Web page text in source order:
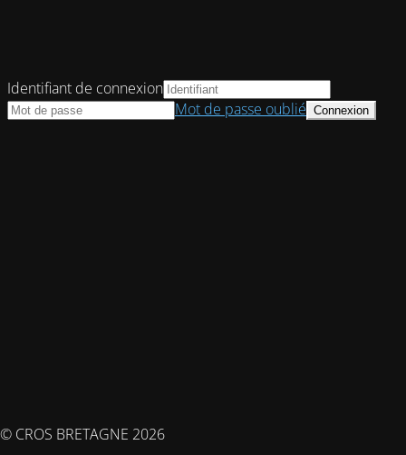
© CROS BRETAGNE 2026
Identifiant de connexion
Mot de passe oublié